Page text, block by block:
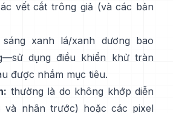
vết cắt trông giả (và các bản
xanh lá/xanh dương bao
dụng điều khiển khử tràn
được nhắm mục tiêu.
thường là do không khớp diễn
và nhân trước) hoặc các pixel